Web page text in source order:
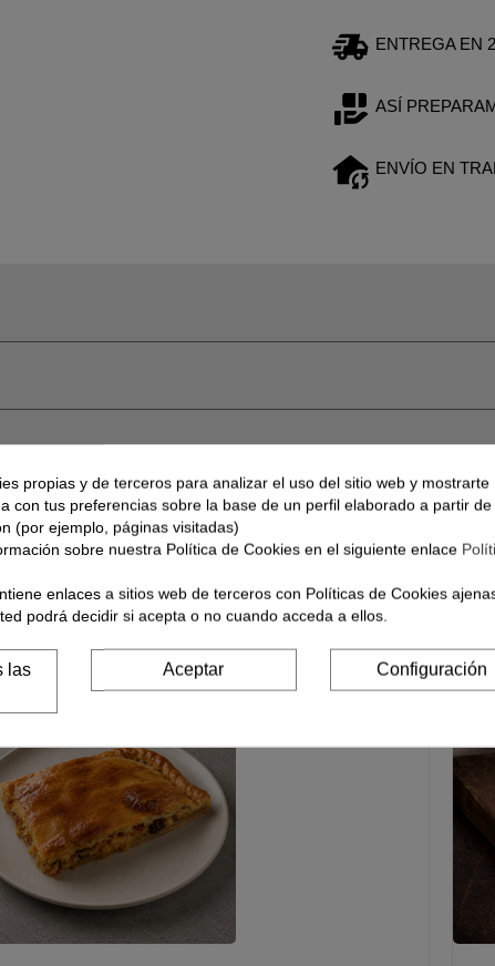
ENTREGA EN
ASÍ
ENVÍO EN
compraron:
propias y de terceros para analizar el uso del sitio web y mostrarte
con tus preferencias sobre la base de un perfil elaborado a partir de
(por ejemplo, páginas visitadas)
sobre nuestra Política de Cookies en el siguiente enlace
enlaces a sitios web de terceros con Políticas de Cookies
podrá decidir si acepta o no cuando acceda a ellos.
las
Aceptar Configuración